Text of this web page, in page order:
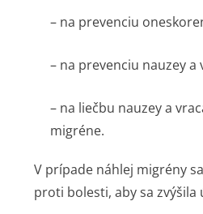
– na prevenciu
– na prevenciu nauzey
– na liečbu nauzey a
migréne.
V prípade náhlej migrény
proti bolesti, aby sa